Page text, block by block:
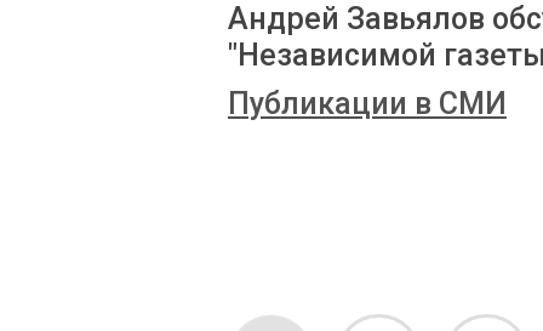
Андрей Завьялов
"Независимой
Публикации в СМИ